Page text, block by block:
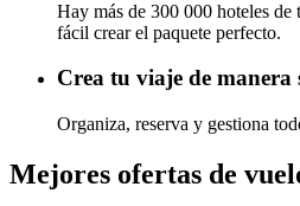
Hay más de 300 000 hoteles de
fácil crear el paquete perfecto.
Crea tu viaje de manera
Organiza, reserva y gestiona
Mejores ofertas de